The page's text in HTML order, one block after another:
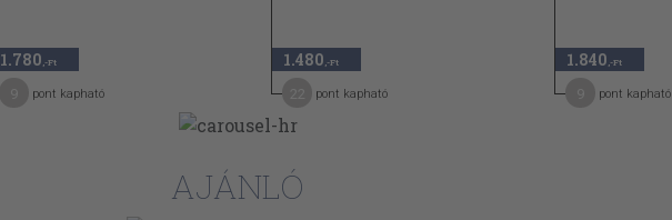
1.780 ,-Ft
pont kapható
1.480 ,-Ft
pont kapható
1.840 ,-Ft
pont kapható
AJÁNLÓ